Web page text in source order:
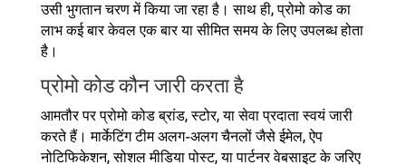
उसी भुगतान चरण में किया जा रहा है। साथ ही, प्रोमो कोड का
लाभ कई बार केवल एक बार या सीमित समय के लिए उपलब्ध होता
है।
प्रोमो कोड कौन जारी करता है
आमतौर पर प्रोमो कोड ब्रांड, स्टोर, या सेवा प्रदाता स्वयं जारी
करते हैं। मार्केटिंग टीम अलग-अलग चैनलों जैसे ईमेल, ऐप
नोटिफिकेशन, सोशल मीडिया पोस्ट, या पार्टनर वेबसाइट के जरिए